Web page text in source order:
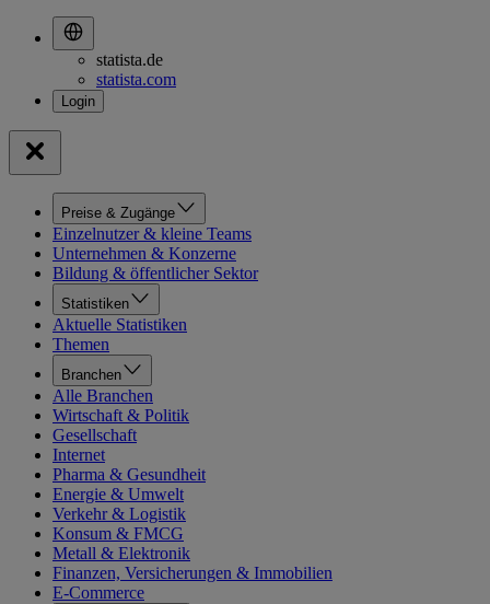
statista.de
statista.com
Preise & Zugänge
Einzelnutzer & kleine Teams
Unternehmen & Konzerne
Bildung & öffentlicher Sektor
Statistiken
Aktuelle Statistiken
Themen
Branchen
Alle Branchen
Wirtschaft & Politik
Gesellschaft
Internet
Pharma & Gesundheit
Energie & Umwelt
Verkehr & Logistik
Konsum & FMCG
Metall & Elektronik
Finanzen, Versicherungen & Immobilien
E-Commerce